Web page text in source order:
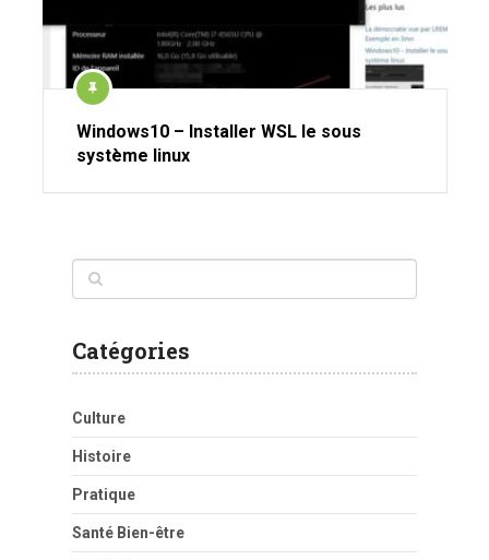
Windows10 – Installer WSL le sous
système linux
Catégories
Culture
Histoire
Pratique
Santé Bien-être